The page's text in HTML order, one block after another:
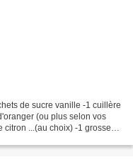
de sucre vanille -1 cuillère
(ou plus selon vos
citron ...(au choix) -1 grosse